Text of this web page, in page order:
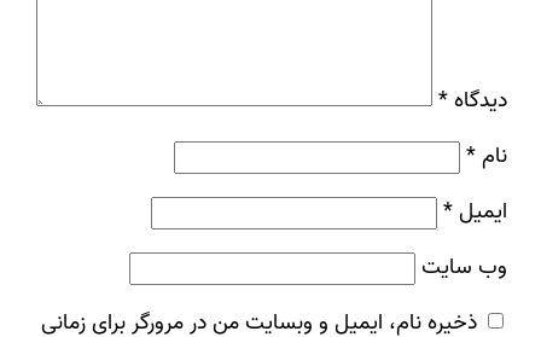
دیدگاه *
نام*
ایمیل*
وب‌ سایت
ذخیره نام، ایمیل و وبسایت من در مرورگر برای زمانی